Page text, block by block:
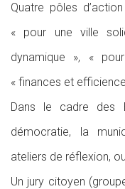
Quatre pôles
« pour une ville
dynamique », «
« finances et
Dans le cadre des
démocratie, la
ateliers de réflexion,
Un jury citoyen